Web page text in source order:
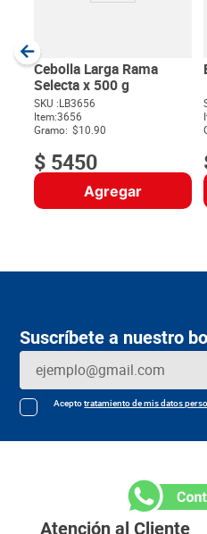
Cebolla Larga Rama
Selecta x 500 g
SKU :LB3656
Item:3656
Gramo: $10.90
$ 5450
Agregar
Suscríbete a nuestro
Aceptotratamiento de mis datos
Atención al Cliente